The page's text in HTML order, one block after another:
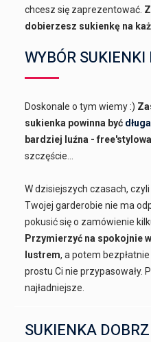
chcesz się zaprezentować.
dobierzesz sukienkę na
WYBÓR
Doskonale o tym wiemy :)
sukienka powinna być długa
bardziej luźna -
szczęście...
W dzisiejszych czasach,
Twojej garderobie nie ma
pokusić się o zamówienie
Przymierzyć na spokojnie
lustrem, a potem
prostu Ci nie przypasowały.
najładniejsze.
SUKIENKA